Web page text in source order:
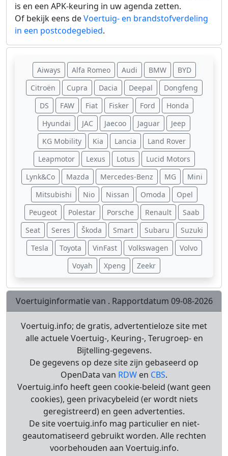
is en een APK-keuring in uw agenda zetten.
Of bekijk eens deVoertuig- en brandstofverdeling
in een postcodegebied.
Aiways Alfa Romeo Audi BMW
BYD
Citroën
Cupra Dacia Deepal
Dongfeng
DS
FAW Fiat Fisker Ford
Honda
Hyundai
JAC Jaecoo Jaguar
Jeep
KG Mobility
Kia Lancia
Land Rover
Leapmotor
Lexus Lotus
Lucid Motors
Lynk&Co
Mazda Mercedes-Benz MG
Mini
Mitsubishi
Nio Nissan Omoda
Opel
Peugeot
Polestar Porsche Renault
Saab
Seat
Seres Škoda Smart Subaru
Suzuki
Tesla
Toyota VinFast Volkswagen
Volvo
Voyah
Xpeng Zeekr
Voertuiginformatie van . Rapportdatum 09-08-2026
Voertuig.info; de gratis, advertentieloze site met
alle actuele Voertuig-, Keuring-, Terugroep- en
Bijtelling-gegevens.
De gegevens op deze site zijn gebaseerd op
OpenData van RDW en CBS.
Voertuig.info heeft geen cookie-beleid (want geen
cookies), geen privacybeleid (er wordt niets
geregistreerd) en geen advertenties.
De site voertuig.info mag particulier en niet-
geautomatiseerd gebruikt worden. Alle rechten
voorbehouden aan Voertuig.info.